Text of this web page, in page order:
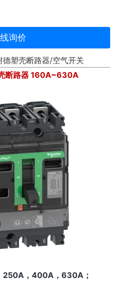
询价
塑壳断路器/空气开关
断路器 160A~630A
250A，400A，630A；